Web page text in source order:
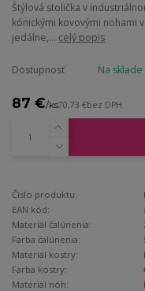
Štýlová stolička v
kónickými kovovými nohami
jedálne,... celý popis
Dostupnosť Na sklade
87 €/ks70,73 €bez DPH
Číslo produktu:
EAN kód:
Materiál čalúnenia:
Farba čalúnenia:
Materiál kostry:
Farba kostry:
Materiál nôh: